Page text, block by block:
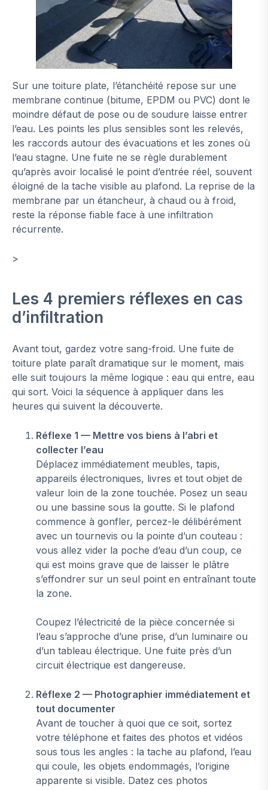
Sur une toiture plate, l’étanchéité repose sur une
membrane continue (bitume, EPDM ou PVC) dont le
moindre défaut de pose ou de soudure laisse entrer
l’eau. Les points les plus sensibles sont les relevés,
les raccords autour des évacuations et les zones où
l’eau stagne. Une fuite ne se règle durablement
qu’après avoir localisé le point d’entrée réel, souvent
éloigné de la tache visible au plafond. La reprise de la
membrane par un étancheur, à chaud ou à froid,
reste la réponse fiable face à une infiltration
récurrente.
>
Les 4 premiers réflexes en cas
d’infiltration
Avant tout, gardez votre sang-froid. Une fuite de
toiture plate paraît dramatique sur le moment, mais
elle suit toujours la même logique : eau qui entre, eau
qui sort. Voici la séquence à appliquer dans les
heures qui suivent la découverte.
Réflexe 1 — Mettre vos biens à l’abri et
collecter l’eau
Déplacez immédiatement meubles, tapis,
appareils électroniques, livres et tout objet de
valeur loin de la zone touchée. Posez un seau
ou une bassine sous la goutte. Si le plafond
commence à gonfler, percez-le délibérément
avec un tournevis ou la pointe d’un couteau :
vous allez vider la poche d’eau d’un coup, ce
qui est moins grave que de laisser le plâtre
s’effondrer sur un seul point en entraînant toute
la zone.
Coupez l’électricité de la pièce concernée si
l’eau s’approche d’une prise, d’un luminaire ou
d’un tableau électrique. Une fuite près d’un
circuit électrique est dangereuse.
Réflexe 2 — Photographier immédiatement et
tout documenter
Avant de toucher à quoi que ce soit, sortez
votre téléphone et faites des photos et vidéos
sous tous les angles : la tache au plafond, l’eau
qui coule, les objets endommagés, l’origine
apparente si visible. Datez ces photos